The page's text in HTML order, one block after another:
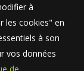
à
les cookies" en
à son
vos données